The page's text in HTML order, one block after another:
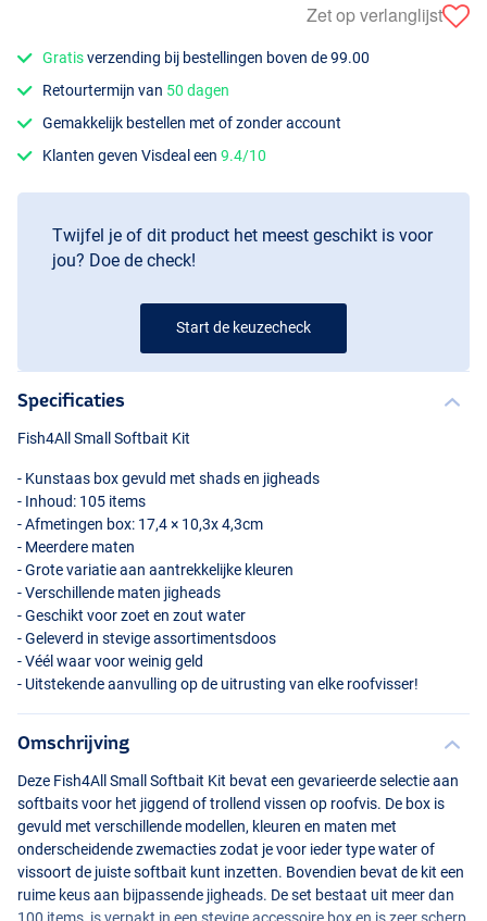
Zet op verlanglijst
Gratisverzending bij bestellingen boven de 99.00
Retourtermijn van 50 dagen
Gemakkelijk bestellen met of zonder account
Klanten geven Visdeal een9.4/10
Twijfel je of dit product het meest geschikt is voor
jou? Doe de check!
Start de keuzecheck
Specificaties
Fish4All Small Softbait Kit
- Kunstaas box gevuld met shads en jigheads
- Inhoud: 105 items
- Afmetingen box: 17,4 × 10,3x 4,3cm
- Meerdere maten
- Grote variatie aan aantrekkelijke kleuren
- Verschillende maten jigheads
- Geschikt voor zoet en zout water
- Geleverd in stevige assortimentsdoos
- Véél waar voor weinig geld
- Uitstekende aanvulling op de uitrusting van elke roofvisser!
Omschrijving
Deze Fish4All Small Softbait Kit bevat een gevarieerde selectie aan
softbaits voor het jiggend of trollend vissen op roofvis. De box is
gevuld met verschillende modellen, kleuren en maten met
onderscheidende zwemacties zodat je voor ieder type water of
vissoort de juiste softbait kunt inzetten. Bovendien bevat de kit een
ruime keus aan bijpassende jigheads. De set bestaat uit meer dan